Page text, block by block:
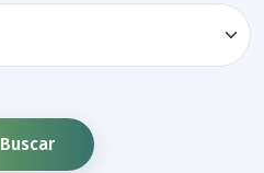
Buscar